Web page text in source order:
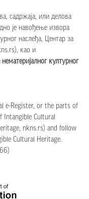
садржаја, или делова
је навођење извора
наслеђа, Центар за
као и
културног
e-Register, or the parts of
Intangible Cultural
nkns.rs) and follow
Cultural Heritage.
)